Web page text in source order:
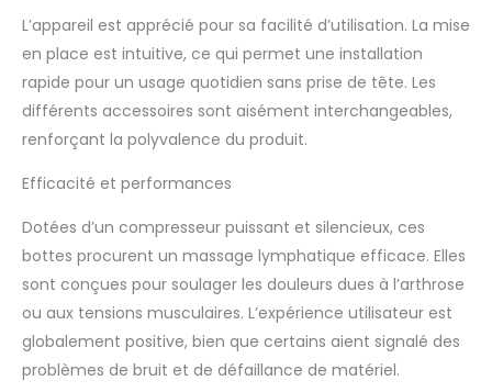
235 mmHg) et le temps
réglable de 10 à 30
minutes, les
programmes de
massage simulent les
mains humaines
pour répondre à
différents besoins
comme la récupération
sportive
professionnelle, le
soulagement de la
douleur aux jambes et
la relaxation
quotidienne. 【6-
L’appareil est apprécié pour sa facilité d’utilisation. La mise
en place est intuitive, ce qui permet une installation
rapide pour un usage quotidien sans prise de tête. Les
différents accessoires sont aisément interchangeables,
renforçant la polyvalence du produit.
Efficacité et performances
Dotées d’un compresseur puissant et silencieux, ces
bottes procurent un massage lymphatique efficace. Elles
sont conçues pour soulager les douleurs dues à l’arthrose
ou aux tensions musculaires. L’expérience utilisateur est
globalement positive, bien que certains aient signalé des
problèmes de bruit et de défaillance de matériel.